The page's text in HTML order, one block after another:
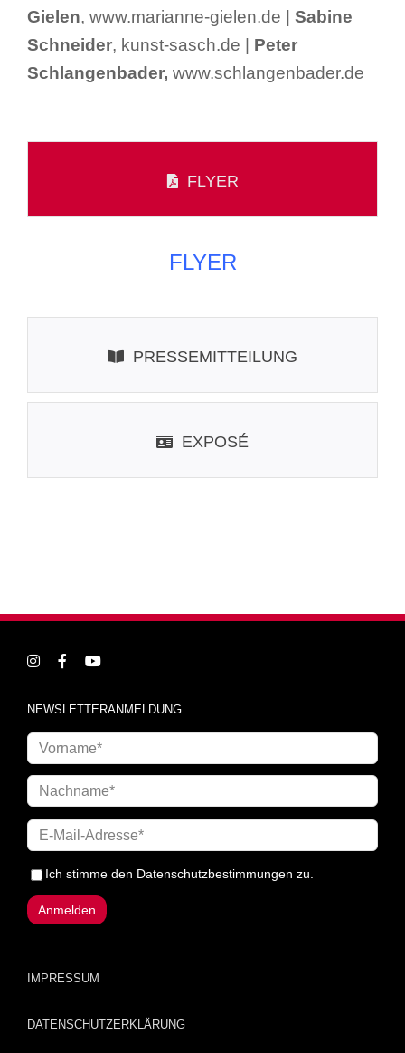
Gielen, www.marianne-gielen.de | Sabine
Schneider, kunst-sasch.de | Peter
Schlangenbader, www.schlangenbader.de
FLYER
FLYER
PRESSEMITTEILUNG
EXPOSÉ
NEWSLETTERANMELDUNG
Ich stimme den Datenschutzbestimmungen zu.
IMPRESSUM
DATENSCHUTZERKLÄRUNG